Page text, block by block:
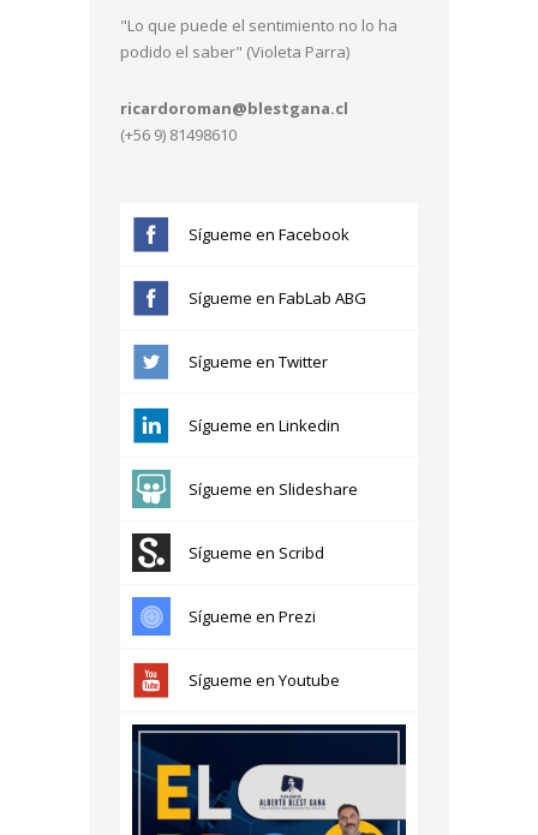
"Lo que puede el sentimiento no lo ha
podido el saber" (Violeta Parra)
ricardoroman@blestgana.cl
(+56 9) 81498610
Sígueme en Facebook
Sígueme en FabLab ABG
Sígueme en Twitter
Sígueme en Linkedin
Sígueme en Slideshare
Sígueme en Scribd
Sígueme en Prezi
Sígueme en Youtube